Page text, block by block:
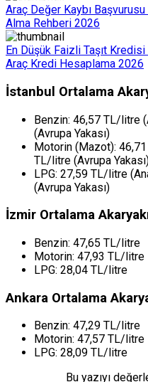
Araç Değer Kaybı Başvurusu
Alma Rehberi 2026
En Düşük Faizli Taşıt
Araç Kredi Hesaplama 2026
İstanbul Ortalama
Benzin: 46,57 TL/litre
(Avrupa Yakası)
Motorin (Mazot):
TL/litre (Avrupa
LPG: 27,59 TL/litre
(Avrupa Yakası)
İzmir Ortalama
Benzin: 47,65 TL/litre
Motorin: 47,93 TL/litre
LPG: 28,04 TL/litre
Ankara Ortalama
Benzin: 47,29 TL/litre
Motorin: 47,57 TL/litre
LPG: 28,09 TL/litre
Bu yazıyı